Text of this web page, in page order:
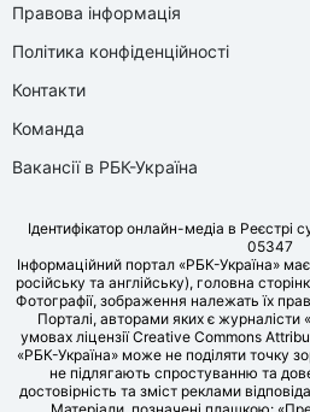
Правова інформація
Політика конфіденційності
Контакти
Команда
Вакансії в РБК-Україна
Ідентифікатор онлайн-медіа в Реєстрі
05347
Інформаційний портал «РБК-Україна»
російську та англійську), головна
Фотографії, зображення належать їх
Порталі, авторами яких є журналісти
умовах ліцензії Creative Commons
«РБК-Україна» може не поділяти точку
не підлягають спростуванню та
достовірність та зміст реклами